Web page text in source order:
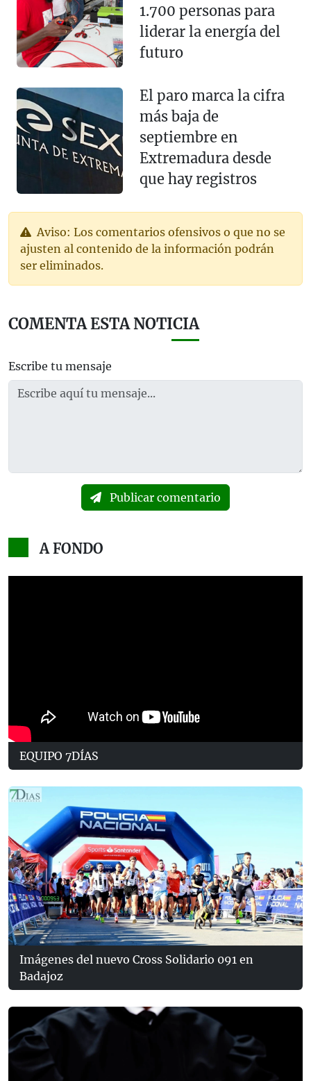
1.700 personas para
liderar la energía del
futuro
El paro marca la cifra
más baja de
septiembre en
Extremadura desde
que hay registros
Aviso: Los comentarios ofensivos o que no se
ajusten al contenido de la información podrán
ser eliminados.
COMENTA ESTA NOTICIA
Escribe tu mensaje
Publicar comentario
A FONDO
EQUIPO 7DÍAS
Imágenes del nuevo Cross Solidario 091 en
Badajoz